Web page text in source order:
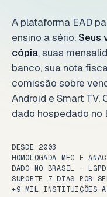
A plataforma EAD
ensino a sério.Seus
cópia, suas
banco, sua nota
comissão sobre
Android e Smart TV.
dado hospedado no
DESDE 2003
HOMOLOGADA MEC E ANAC
DADO NO BRASIL · LGPD
SUPORTE 7 DIAS POR
+9 MIL INSTITUIÇÕES